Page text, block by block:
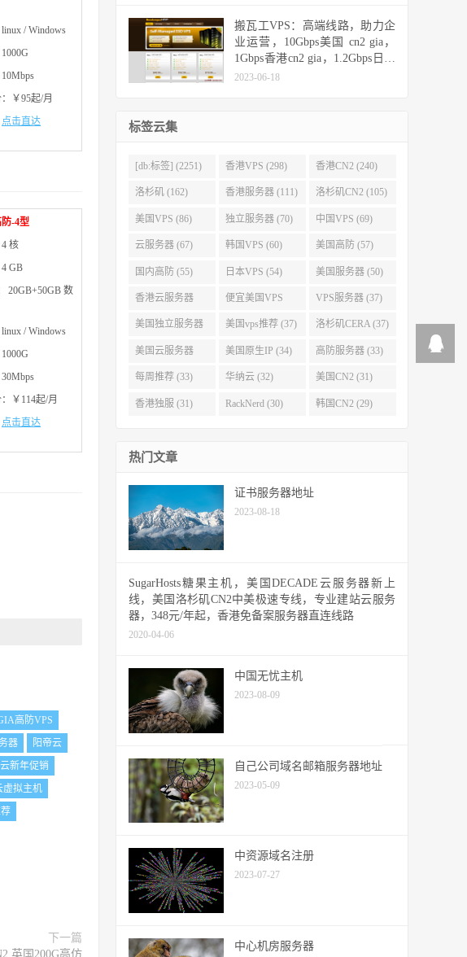
/ Windows
￥95起/月
点击直达
-4型
核
GB
20GB+50GB数
/ Windows
￥114起/月
点击直达
高防VPS
器
阳帝云
新年促销
虚拟主机
下一篇
英国200G高仿
搬瓦工VPS：高端线路，助力企
业运营，10Gbps美国 cn2 gia，
1Gbps香港cn2 gia，1.2Gbps日本
cn2 gia，10Gbps日本软银
2023-06-18
标签云集
[db:标签] (2251) 香港VPS (298) 香港CN2 (240)
洛杉矶 (162) 香港服务器 (111) 洛杉矶CN2 (105)
美国VPS (86) 独立服务器 (70) 中国VPS (69)
云服务器 (67) 韩国VPS (60) 美国高防 (57)
国内高防 (55) 日本VPS (54) 美国服务器 (50)
香港云服务器
(40)
便宜美国VPS
(38)
VPS服务器 (37)
美国独立服务器
(37)
美国vps推荐 (37) 洛杉矶CERA (37)
美国云服务器
(34)
美国原生IP (34) 高防服务器 (33)
每周推荐 (33) 华纳云 (32) 美国CN2 (31)
香港独服 (31) RackNerd (30) 韩国CN2 (29)
热门文章
证书服务器地址
2023-08-18
SugarHosts糖果主机，美国DECADE云服务器新上
线，美国洛杉矶CN2中美极速专线，专业建站云服务
器，348元/年起，香港免备案服务器直连线路
2020-04-06
中国无忧主机
2023-08-09
自己公司域名邮箱服务器地址
2023-05-09
中资源域名注册
2023-07-27
中心机房服务器